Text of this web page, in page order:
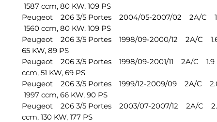
1587 ccm, 80 KW, 109 PS
Peugeot 206 3/5 Portes 2004/05-2007/02 2A/C
1560 ccm, 80 KW, 109 PS
Peugeot 206 3/5 Portes 1998/09-2000/12 2A/C
65 KW, 89 PS
Peugeot 206 3/5 Portes 1998/09-2001/11 2A/C
ccm, 51 KW, 69 PS
Peugeot 206 3/5 Portes 1999/12-2009/09 2A/C
1997 ccm, 66 KW, 90 PS
Peugeot 206 3/5 Portes 2003/07-2007/12 2A/C
ccm, 130 KW, 177 PS